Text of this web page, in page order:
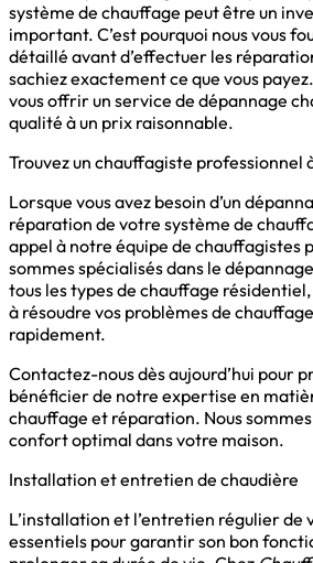
système de chauffage peut être un
important. C’est pourquoi nous vous
détaillé avant d’effectuer les
sachiez exactement ce que vous
vous offrir un service de dépannage
qualité à un prix raisonnable.
Trouvez un chauffagiste professionnel
Lorsque vous avez besoin d’un
réparation de votre système de
appel à notre équipe de chauffagistes
sommes spécialisés dans le
tous les types de chauffage
à résoudre vos problèmes de
rapidement.
Contactez-nous dès aujourd’hui pour
bénéficier de notre expertise en
chauffage et réparation. Nous
confort optimal dans votre maison.
Installation et entretien de chaudière
L’installation et l’entretien régulier de
essentiels pour garantir son bon